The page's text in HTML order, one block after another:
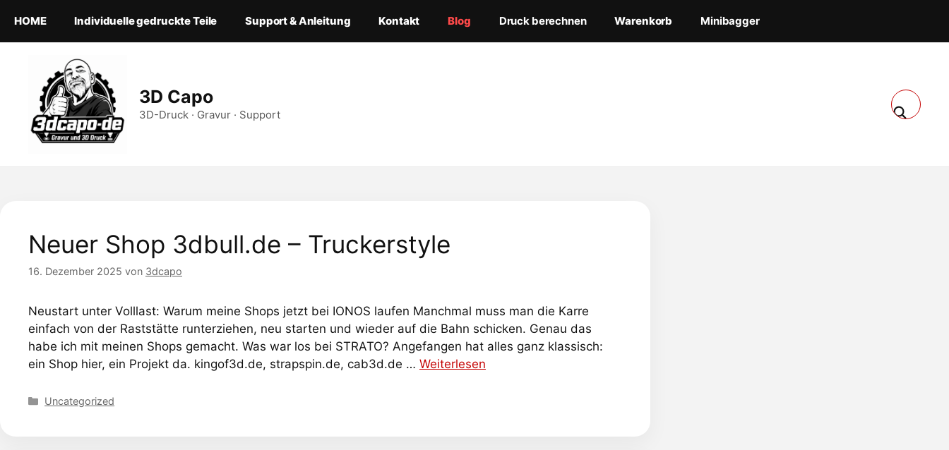
Inhalt
springen
HOME Individuelle gedruckte Teile Support & Anleitung Kontakt Blog Druck berechnen Warenkorb Minibagger
3D Capo
3D-Druck · Gravur · Support
Neuer Shop 3dbull.de – Truckerstyle
16. Dezember 2025 von 3dcapo
Neustart unter Volllast: Warum meine Shops jetzt bei IONOS laufen Manchmal muss man die Karre
einfach von der Raststätte runterziehen, neu starten und wieder auf die Bahn schicken. Genau das
habe ich mit meinen Shops gemacht. Was war los bei STRATO? Angefangen hat alles ganz klassisch:
ein Shop hier, ein Projekt da. kingof3d.de, strapspin.de, cab3d.de … Weiterlesen
Kategorien
Uncategorized